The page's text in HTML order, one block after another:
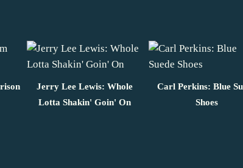
Jerry Lee Lewis: Whole
Lotta Shakin' Goin' On
Carl Perkins: Blue
Shoes